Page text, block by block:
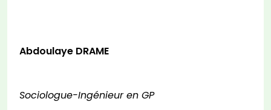
Abdoulaye DRAME
Sociologue-Ingénieur en GP